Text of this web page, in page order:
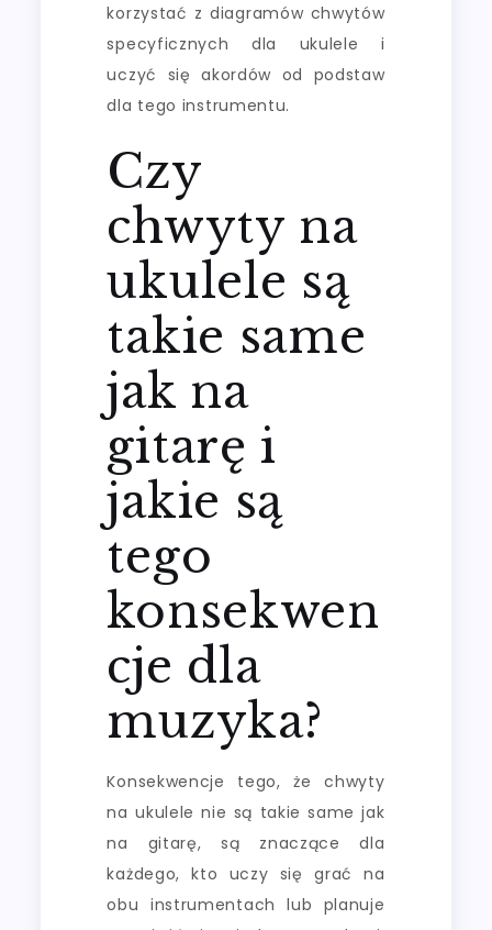
korzystać z diagramów chwytów
specyficznych dla ukulele i
uczyć się akordów od podstaw
dla tego instrumentu.
Czy
chwyty na
ukulele są
takie same
jak na
gitarę i
jakie są
tego
konsekwen
cje dla
muzyka?
Konsekwencje tego, że chwyty
na ukulele nie są takie same jak
na gitarę, są znaczące dla
każdego, kto uczy się grać na
obu instrumentach lub planuje